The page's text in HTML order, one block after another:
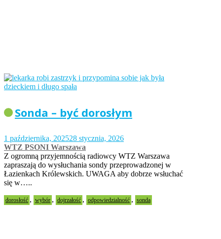
Sonda – być dorosłym
1 października, 202528 stycznia, 2026
WTZ PSONI Warszawa
Z ogromną przyjemnością radiowcy WTZ Warszawa
zapraszają do wysłuchania sondy przeprowadzonej w
Łazienkach Królewskich. UWAGA aby dobrze wsłuchać
się w…..
dorosłość , wybór , dojrzałość , odpowiedzialność , sonda